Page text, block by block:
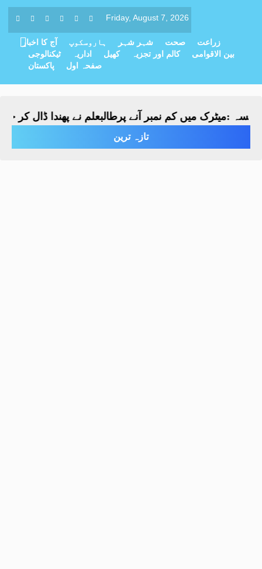
Friday, August 7, 2026
آج کا اخبار ہاروسکوپ شہر شہر صحت
زراعت
ٹیکنالوجی
اداریہ کھیل کالم اور تجزیہ
بین الاقوامی
پاکستان
صفحہ اول
:میٹرک میں کم نمبر آنے پرطالبعلم نے پھندا ڈال کر
تازہ ترین